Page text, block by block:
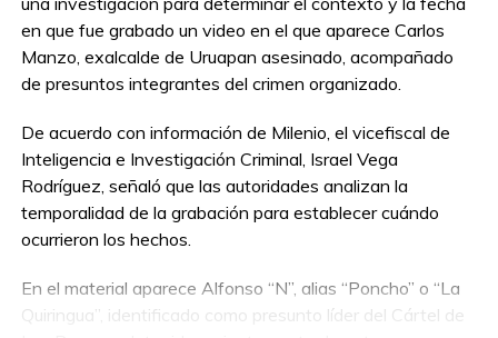
en que fue grabado un video en el que aparece Carlos
Manzo, exalcalde de Uruapan asesinado, acompañado
de presuntos integrantes del crimen organizado.
De acuerdo con información de Milenio, el vicefiscal de
Inteligencia e Investigación Criminal, Israel Vega
Rodríguez, señaló que las autoridades analizan la
temporalidad de la grabación para establecer cuándo
ocurrieron los hechos.
En el material aparece Alfonso “N”, alias “Poncho” o “La
Quiringua”, identificado como presunto líder del Cártel de